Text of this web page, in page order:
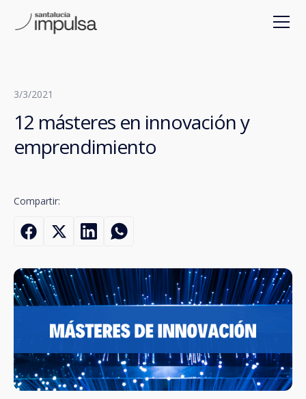
3/3/2021
12 másteres en innovación y
emprendimiento
Compartir: